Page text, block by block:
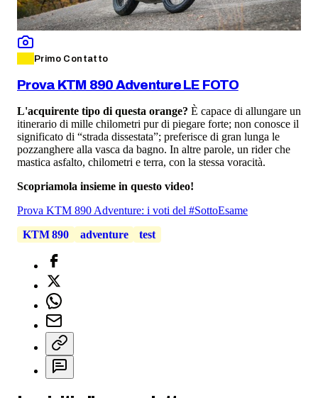
Primo Contatto
Prova KTM 890 Adventure LE FOTO
L'acquirente tipo di questa orange? È capace di allungare un
itinerario di mille chilometri pur di piegare forte; non conosce il
significato di “strada dissestata”; preferisce di gran lunga le
pozzanghere alla vasca da bagno. In altre parole, un rider che
mastica asfalto, chilometri e terra, con la stessa voracità.
Scopriamola insieme in questo video!
Prova KTM 890 Adventure: i voti del #SottoEsame
KTM 890
adventure test